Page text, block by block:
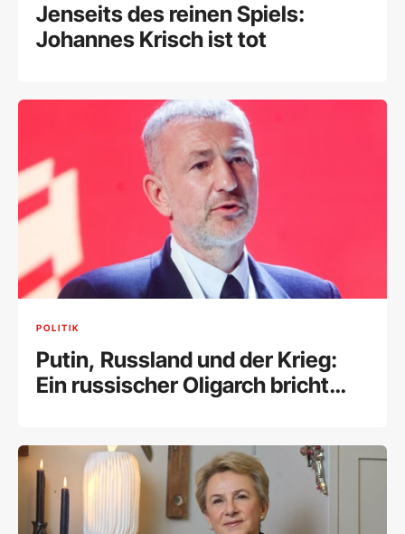
Jenseits des reinen Spiels:
Johannes Krisch ist tot
POLITIK
Putin, Russland und der Krieg:
Ein russischer Oligarch bricht